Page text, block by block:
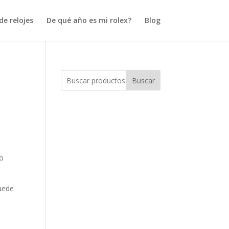
relojes De qué año es mi rolex? Blog
Buscar